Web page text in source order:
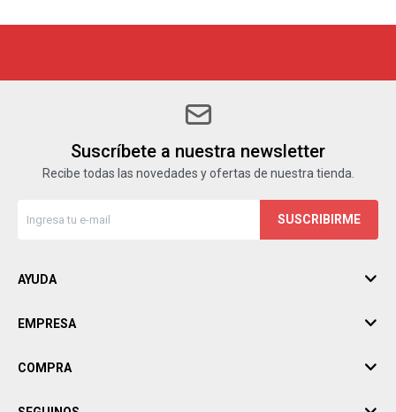
Suscríbete a nuestra newsletter
Recibe todas las novedades y ofertas de nuestra tienda.
SUSCRIBIRME
AYUDA
EMPRESA
COMPRA